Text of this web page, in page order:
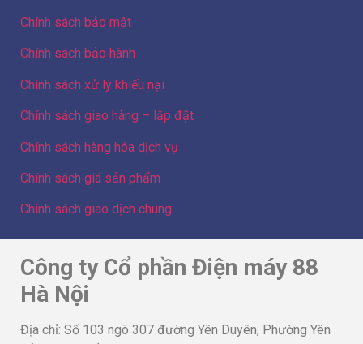
Chính sách bảo mật
Chính sách bảo hành
Chính sách xử lý khiếu nại
Chính sách giao hàng – lắp đặt
Chính sách hàng hóa dịch vụ
Chính sách giá sản phẩm
Chính sách giao dịch chung
Công ty Cổ phần Điện máy 88
Hà Nội
Địa chỉ: Số 103 ngõ 307 đường Yên Duyên, Phường Yên